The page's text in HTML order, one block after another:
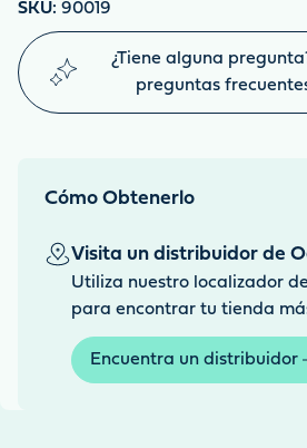
SKU: 90019
¿Tiene alguna
preguntas
Cómo Obtenerlo
Visita un distribuidor de
Utiliza nuestro localizador
para encontrar tu tienda
Encuentra un distribuidor